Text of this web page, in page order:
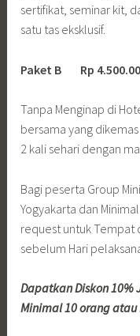
sertifikat, seminar kit,
satu tas eksklusif.
Paket B Rp
Tanpa Menginap di
bersama yang
2 kali sehari dengan
Bagi peserta Group
Yogyakarta dan
request untuk Tempat
sebelum Hari
Dapatkan Diskon 10%
Minimal 10 orang atau